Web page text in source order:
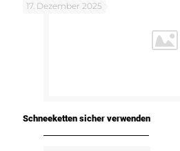
17. Dezember 2025
Schneeketten sicher verwenden